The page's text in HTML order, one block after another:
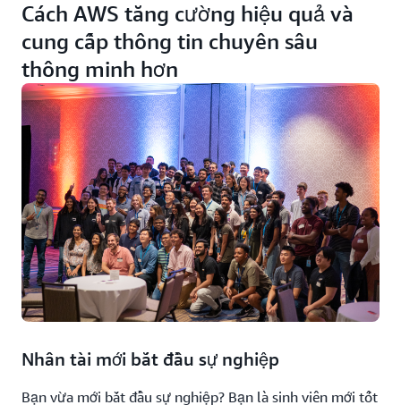
Cách AWS tăng cường hiệu quả và
cung cấp thông tin chuyên sâu
thông minh hơn
Nhân tài mới bắt đầu sự nghiệp
Bạn vừa mới bắt đầu sự nghiệp? Bạn là sinh viên mới tốt